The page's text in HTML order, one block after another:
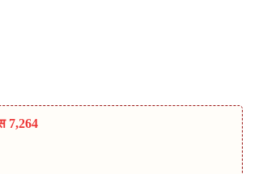
7,264